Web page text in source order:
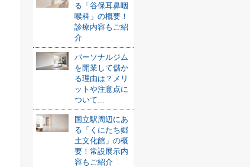
る「谷保耳鼻咽
喉科」の概要！
診療内容もご紹
介
パーソナルジム
を開業して儲か
る理由は？メリ
ットや注意点に
ついて...
国立駅周辺にあ
る「くにたち郷
土文化館」の概
要！常設展示内
容もご紹介